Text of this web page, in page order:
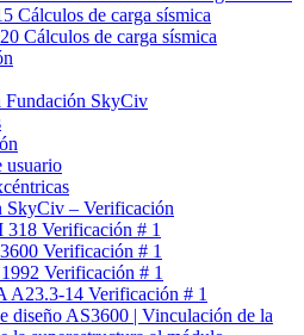
Cálculos de carga sísmica
Cálculos de carga sísmica
Fundación SkyCiv
usuario
SkyCiv – Verificación
318 Verificación # 1
Verificación # 1
Verificación # 1
A23.3-14 Verificación # 1
diseño AS3600 | Vinculación de la